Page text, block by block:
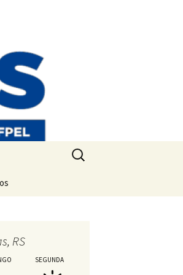
e
Pesquisar
por:
RS
SEGUNDA